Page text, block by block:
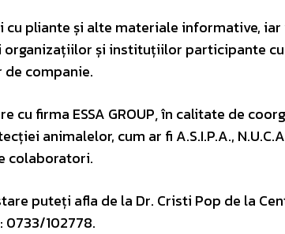
pliante și alte materiale informative,
organizațiilor și instituțiilor participante
companie.
cu firma ESSA GROUP‚ în calitate de
animalelor, cum ar fi A.S.I.P.A.,
colaboratori.
puteți afla de la Dr. Cristi Pop de la
0733/102778.